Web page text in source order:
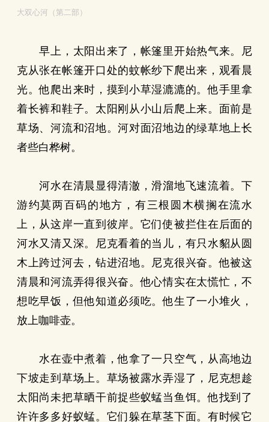
大双心河（第二部）
早上，太阳出来了，帐篷里开始热气来。尼
克从张在帐篷开口处的蚊帐纱下爬出来，观看晨
光。他爬出来时，摸到小草湿漉漉的。他手里拿
着长裤和鞋子。太阳刚从小山后爬上来。面前是
草场、河流和沼地。河对面沼地边的绿草地上长
者些白桦树。
河水在清晨显得清澈，滑溜地飞速流着。下
游约莫两百码的地方，有三根圆木横搁在流水
上，从这岸一直到彼岸。它们使被拦住在后面的
河水又清又深。尼克看着的当儿，有只水貂从圆
木上跨过河去，钻进沼地。尼克很兴奋。他被这
清晨和河流弄得很兴奋。他心情实在太慌忙，不
想吃早饭，但他知道必须吃。他生了一小堆火，
放上咖啡壶。
水在壶中煮着，他拿了一只空气，从高地边
下坡走到草场上。草场被露水弄湿了，尼克想趁
太阳尚未把草晒干前捉些蚁蜢当鱼饵。他找到了
许许多多好蚁蜢。它们躲在草茎下面。有时候它